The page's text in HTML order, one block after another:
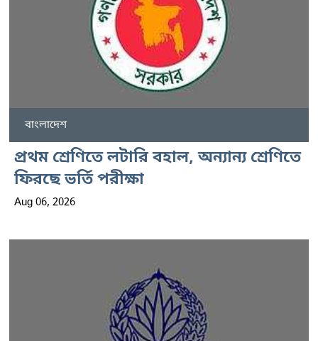
বাংলাদেশ
প্রথম শ্রেণিতে লটারি বহাল, অন্যান্য শ্রেণিতে
ফিরছে ভর্তি পরীক্ষা
Aug 06, 2026